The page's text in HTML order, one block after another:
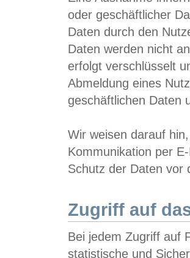
oder geschäftlicher
Daten durch den
Daten werden nicht
erfolgt verschlüsselt
Abmeldung eines
geschäftlichen Daten
Wir weisen darauf
Kommunikation per
Schutz der Daten vor
Zugriff auf
Bei jedem Zugriff auf
statistische und